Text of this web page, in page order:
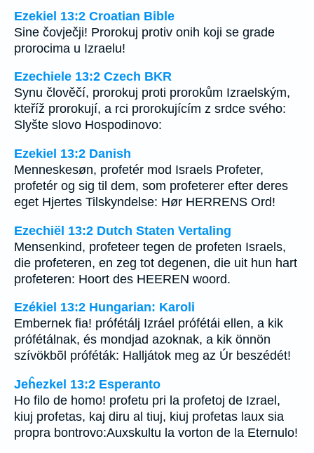
Ezekiel 13:2 Croatian Bible
Sine čovječji! Prorokuj protiv onih koji se grade
prorocima u Izraelu!
Ezechiele 13:2 Czech BKR
Synu člověčí, prorokuj proti prorokům Izraelským,
kteříž prorokují, a rci prorokujícím z srdce svého:
Slyšte slovo Hospodinovo:
Ezekiel 13:2 Danish
Menneskesøn, profetér mod Israels Profeter,
profetér og sig til dem, som profeterer efter deres
eget Hjertes Tilskyndelse: Hør HERRENS Ord!
Ezechiël 13:2 Dutch Staten Vertaling
Mensenkind, profeteer tegen de profeten Israels,
die profeteren, en zeg tot degenen, die uit hun hart
profeteren: Hoort des HEEREN woord.
Ezékiel 13:2 Hungarian: Karoli
Embernek fia! prófétálj Izráel prófétái ellen, a kik
prófétálnak, és mondjad azoknak, a kik önnön
szívökbõl próféták: Halljátok meg az Úr beszédét!
Jeĥezkel 13:2 Esperanto
Ho filo de homo! profetu pri la profetoj de Izrael,
kiuj profetas, kaj diru al tiuj, kiuj profetas laux sia
propra bontrovo:Auxskultu la vorton de la Eternulo!